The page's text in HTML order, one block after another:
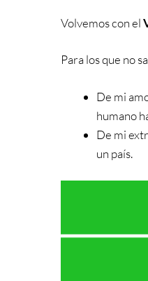
Volvemos con el
Para los que no
De mi
humano
De mi
un país.